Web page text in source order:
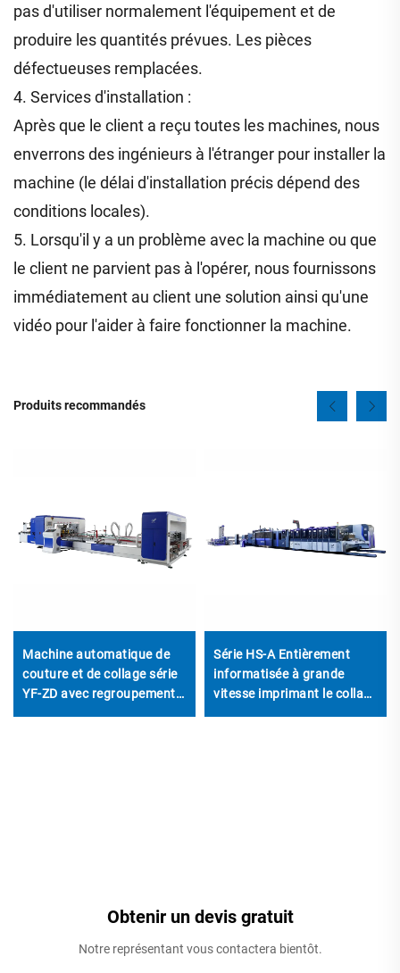
pas d'utiliser normalement l'équipement et de
produire les quantités prévues. Les pièces
défectueuses remplacées.
4. Services d'installation :
Après que le client a reçu toutes les machines, nous
enverrons des ingénieurs à l'étranger pour installer la
machine (le délai d'installation précis dépend des
conditions locales).
5. Lorsqu'il y a un problème avec la machine ou que
le client ne parvient pas à l'opérer, nous fournissons
immédiatement au client une solution ainsi qu'une
vidéo pour l'aider à faire fonctionner la machine.
Produits recommandés
Machine automatique de
couture et de collage série
YF-ZD avec regroupement
Série HS-A Entièrement
informatisée à grande
vitesse imprimant le collage
Obtenir un devis gratuit
Notre représentant vous contactera bientôt.